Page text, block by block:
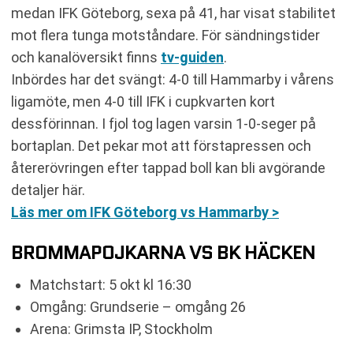
medan IFK Göteborg, sexa på 41, har visat stabilitet
mot flera tunga motståndare. För sändningstider
och kanalöversikt finns tv-guiden.
Inbördes har det svängt: 4-0 till Hammarby i vårens
ligamöte, men 4-0 till IFK i cupkvarten kort
dessförinnan. I fjol tog lagen varsin 1-0-seger på
bortaplan. Det pekar mot att förstapressen och
återerövringen efter tappad boll kan bli avgörande
detaljer här.
Läs mer om IFK Göteborg vs Hammarby >
BROMMAPOJKARNA VS BK HÄCKEN
Matchstart: 5 okt kl 16:30
Omgång: Grundserie – omgång 26
Arena: Grimsta IP, Stockholm